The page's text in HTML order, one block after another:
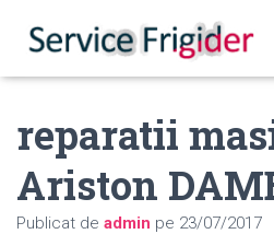
reparatii
Ariston
Publicat de admin pe 23/07/2017